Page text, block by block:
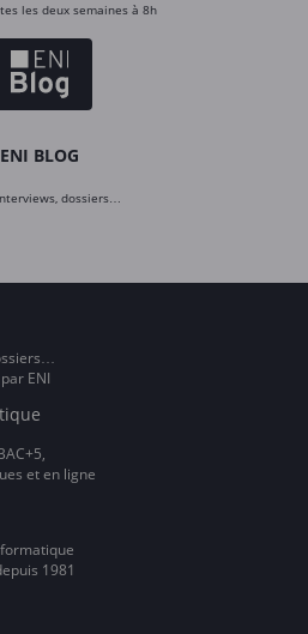
les deux semaines à 8h
ENI BLOG
dossiers…
ENI
et en ligne
1981